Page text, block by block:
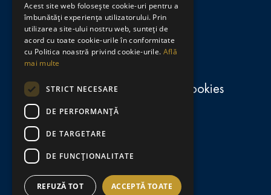
Regulamente
consumă-responsabil.ro
Politica de confidențialitate și cookies
Termeni și condiții
Contact
Acest site web folosește cookie-uri pentru a
îmbunătăți experiența utilizatorului. Prin
utilizarea site-ului nostru web, sunteți de
acord cu toate cookie-urile în conformitate
cu Politica noastră privind cookie-urile. Află
mai multe
STRICT NECESARE
DE PERFORMANȚĂ
DE TARGETARE
DE FUNCŢIONALITATE
ACCEPTĂ TOATE
REFUZĂ TOT